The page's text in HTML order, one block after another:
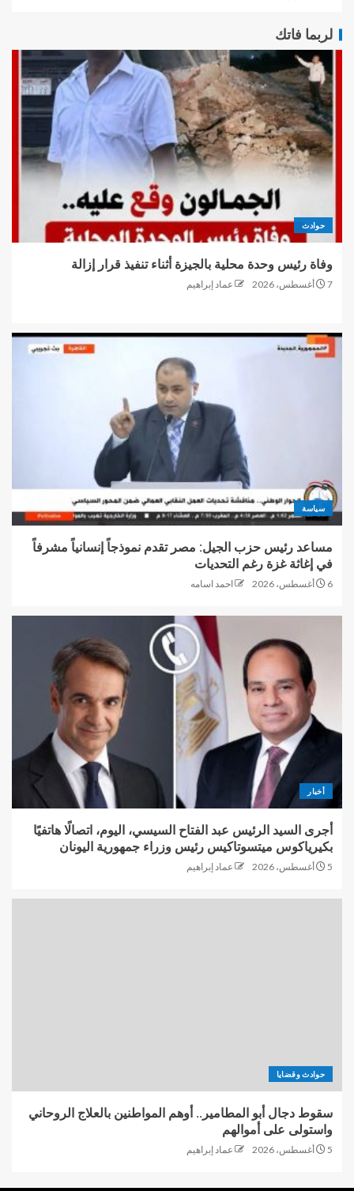
لربما فاتك
حوادث
وفاة رئيس وحدة محلية بالجيزة أثناء تنفيذ قرار إزالة
7 أغسطس، 2026 عماد إبراهيم
سياسة
مساعد رئيس حزب الجيل: مصر تقدم نموذجاً إنسانياً مشرفاً
في إغاثة غزة رغم التحديات
6 أغسطس، 2026 احمد اسامه
أخبار
أجرى السيد الرئيس عبد الفتاح السيسي، اليوم، اتصالًا هاتفيًا
بكيرياكوس ميتسوتاكيس رئيس وزراء جمهورية اليونان
5 أغسطس، 2026 عماد إبراهيم
حوادث وقضايا
سقوط دجال أبو المطامير.. أوهم المواطنين بالعلاج الروحاني
واستولى على أموالهم
5 أغسطس، 2026 عماد إبراهيم